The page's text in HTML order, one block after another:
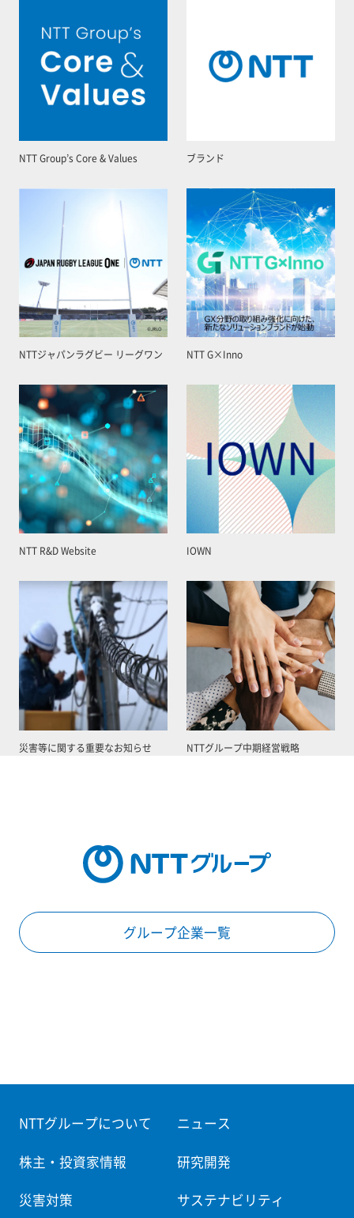
NTT Group’s Core & Values ブランド
NTTジャパンラグビー リーグワン NTT G×Inno
NTT R&D Website IOWN
災害等に関する重要なお知らせ NTTグループ中期経営戦略
グループ企業一覧
NTTグループについて ニュース
株主・投資家情報 研究開発
災害対策 サステナビリティ